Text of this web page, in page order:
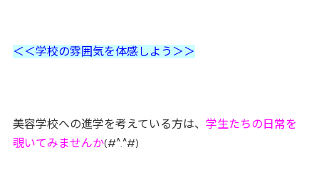
＜＜学校の雰囲気を体感しよう＞＞
美容学校への進学を考えている方は、 学生たちの日常を
覗いてみませんか(#^.^#)